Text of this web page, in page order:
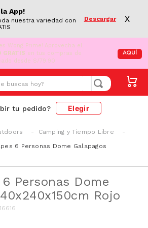
App!
nuestra variedad con
Descargar X
Wong Prime! Aprovecha el
GRATIS en tus compras de
desde S/79.90
AQUÍ
hoy?
tu pedido? Elegir
Camping y Tiempo Libre
6 Personas Dome Galapagos
Personas Dome
Rojo